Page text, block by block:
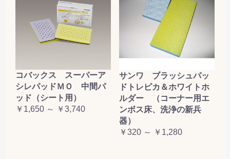
コバックス スーパーア
シレパッドＭＯ 中間パ
ッド（シート用）
￥1,650 ～ ￥3,740
サンワ ブラッシュパッ
ドトレピカ＆ホワイトホ
ルダー （コーナー用エ
ンボス床、洗浄の新兵
器）
￥320 ～ ￥1,280